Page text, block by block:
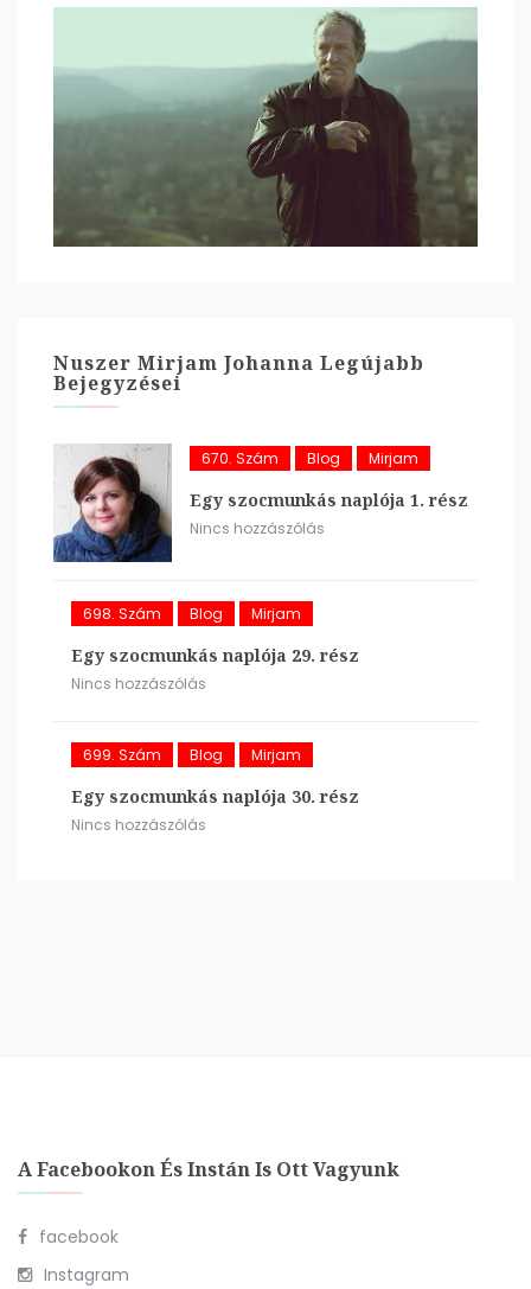
Nuszer Mirjam Johanna Legújabb
Bejegyzései
670. Szám Blog Mirjam
Egy szocmunkás naplója 1. rész
Nincs hozzászólás
698. Szám Blog Mirjam
Egy szocmunkás naplója 29. rész
Nincs hozzászólás
699. Szám Blog Mirjam
Egy szocmunkás naplója 30. rész
Nincs hozzászólás
A Facebookon És Instán Is Ott Vagyunk
facebook
Instagram